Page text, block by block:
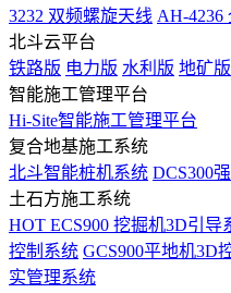
3232 双频螺旋天线 AH-4236
北斗云平台
铁路版 电力版 水利版 地矿版
智能施工管理平台
Hi-Site智能施工管理平台
复合地基施工系统
北斗智能桩机系统 DCS300
土石方施工系统
HOT ECS900 挖掘机3D引导
控制系统 GCS900平地机3D
实管理系统